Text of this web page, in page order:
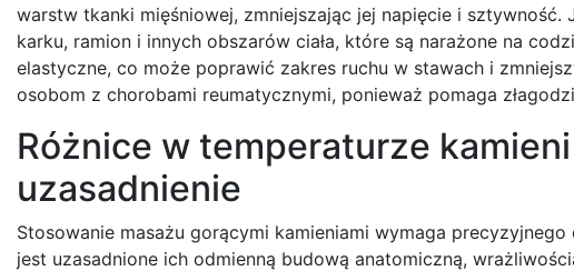
warstw tkanki mięśniowej, zmniejszając jej napięcie i
karku, ramion i innych obszarów ciała, które są narażone na
elastyczne, co może poprawić zakres ruchu w stawach i
osobom z chorobami reumatycznymi, ponieważ pomaga
Różnice w temperaturze
uzasadnienie
Stosowanie masażu gorącymi kamieniami wymaga
jest uzasadnione ich odmienną budową anatomiczną,